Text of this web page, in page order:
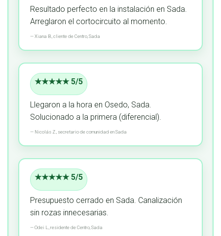
Resultado perfecto en la instalación en Sada.
Arreglaron el cortocircuito al momento.
—Xiana B.,clientede Centro, Sada
★★★★★ 5/5
Llegaron a la hora en Osedo, Sada.
Solucionado a la primera (diferencial).
—Nicolás Z.,secretario de comunidad en Sada
★★★★★ 5/5
Presupuesto cerrado en Sada. Canalización
sin rozas innecesarias.
—Odei L.,residentede Centro, Sada